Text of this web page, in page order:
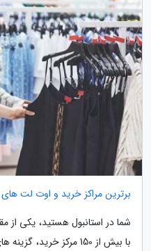
برترین مراکز خرید و اوت لت
شما در استانبول هستید، یکی از
با بیش از 150 مرکز